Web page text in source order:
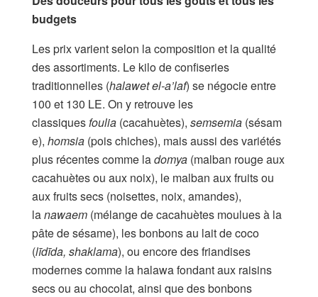
budgets
Les prix varient selon la composition et la qualité
des assortiments. Le kilo de confiseries
traditionnelles (halawet el-a’laf) se négocie entre
100 et 130 LE. On y retrouve les
classiquesfoulia (cacahuètes), semsemia (sésam
e), homsia (pois chiches), mais aussi des variétés
plus récentes comme ladomya (malban rouge aux
cacahuètes ou aux noix), le malban aux fruits ou
aux fruits secs (noisettes, noix, amandes),
lanawaem (mélange de cacahuètes moulues à la
pâte de sésame), les bonbons au lait de coco
(līdīda, shaklama), ou encore des friandises
modernes comme la halawa fondant aux raisins
secs ou au chocolat, ainsi que des bonbons